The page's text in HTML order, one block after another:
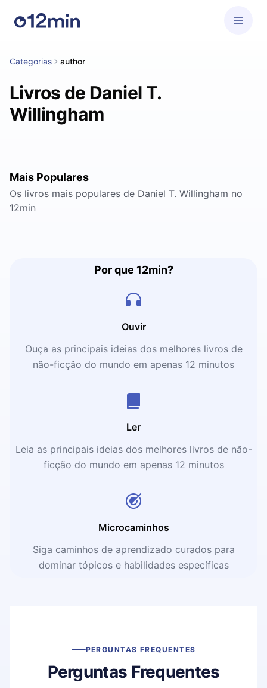
Categorias author
Livros de Daniel T.
Willingham
Mais Populares
Os livros mais populares de Daniel T. Willingham no
12min
Por que 12min?
Ouvir
Ouça as principais ideias dos melhores livros de
não-ficção do mundo em apenas 12 minutos
Ler
Leia as principais ideias dos melhores livros de não-
ficção do mundo em apenas 12 minutos
Microcaminhos
Siga caminhos de aprendizado curados para
dominar tópicos e habilidades específicas
PERGUNTAS FREQUENTES
Perguntas Frequentes